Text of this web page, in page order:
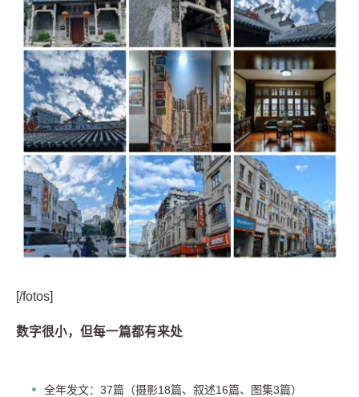
[/fotos]
数字很小，但每一篇都有来处
全年发文：37篇（摄影18篇、叙述16篇、图集3篇）